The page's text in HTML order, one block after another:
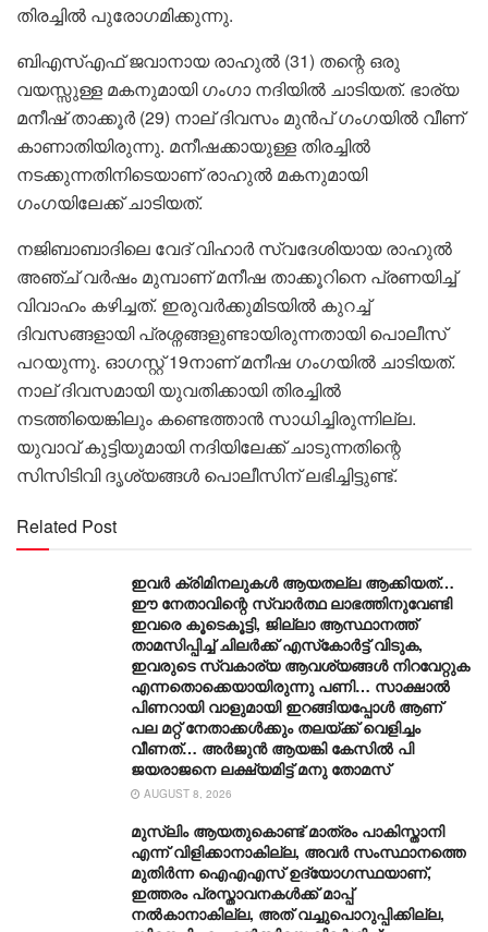
തിരച്ചിൽ പുരോ​ഗമിക്കുന്നു.
ബിഎസ്‌എഫ് ജവാനായ രാഹുൽ (31) തന്റെ ഒരു
വയസ്സുള്ള മകനുമായി ഗംഗാ നദിയിൽ ചാടിയത്. ഭാര്യ
മനീഷ് താക്കൂർ (29) നാല് ദിവസം മുൻപ് ഗംഗയിൽ വീണ്
കാണാതിയിരുന്നു. മനീഷക്കായുള്ള തിരച്ചിൽ
നടക്കുന്നതിനിടെയാണ് രാഹുൽ മകനുമായി
ഗംഗയിലേക്ക് ചാടിയത്.
നജിബാബാദിലെ വേദ് വിഹാർ സ്വദേശിയായ രാഹുൽ
അഞ്ച് വർഷം മുമ്പാണ് മനീഷ താക്കൂറിനെ പ്രണയിച്ച്
വിവാഹം കഴിച്ചത്. ഇരുവർക്കുമിടയിൽ കുറച്ച്
ദിവസങ്ങളായി പ്രശ്നങ്ങളുണ്ടായിരുന്നതായി പൊലീസ്
പറയുന്നു. ഓഗസ്റ്റ് 19നാണ് മനീഷ ഗംഗയിൽ ചാടിയത്.
നാല് ദിവസമായി യുവതിക്കായി തിരച്ചിൽ
നടത്തിയെങ്കിലും കണ്ടെത്താൻ സാധിച്ചിരുന്നില്ല.
യുവാവ് കുട്ടിയുമായി നദിയിലേക്ക് ചാടുന്നതിന്റെ
സിസിടിവി ദൃശ്യങ്ങൾ പൊലീസിന് ലഭിച്ചിട്ടുണ്ട്.
Related Post
ഇവർ ക്രിമിനലുകൾ ആയതല്ല ആക്കിയത്…
ഈ നേതാവിന്റെ സ്വാർത്ഥ ലാഭത്തിനുവേണ്ടി
ഇവരെ കൂടെകൂട്ടി, ജില്ലാ ആസ്ഥാനത്ത്
താമസിപ്പിച്ച് ചിലർക്ക് എസ്‌കോർട്ട് വിടുക,
ഇവരുടെ സ്വകാര്യ ആവശ്യങ്ങൾ നിറവേറ്റുക
എന്നതൊക്കെയായിരുന്നു പണി… സാക്ഷാൽ
പിണറായി വാളുമായി ഇറങ്ങിയപ്പോൾ ആണ്
പല മറ്റ് നേതാക്കൾക്കും തലയ്ക്ക് വെളിച്ചം
വീണത്… അർജുൻ ആയങ്കി കേസിൽ പി
ജയരാജനെ ലക്ഷ്യമിട്ട് മനു തോമസ്
AUGUST 8, 2026
മുസ്‌ലിം ആയതുകൊണ്ട് മാത്രം പാകിസ്താനി
എന്ന് വിളിക്കാനാകില്ല, അവർ സംസ്ഥാനത്തെ
മുതിർന്ന ഐഎഎസ് ഉദ്യോഗസ്ഥയാണ്,
ഇത്തരം പ്രസ്താവനകള്‍ക്ക് മാപ്പ്
നല്‍കാനാകില്ല, അത് വച്ചുപൊറുപ്പിക്കില്ല,